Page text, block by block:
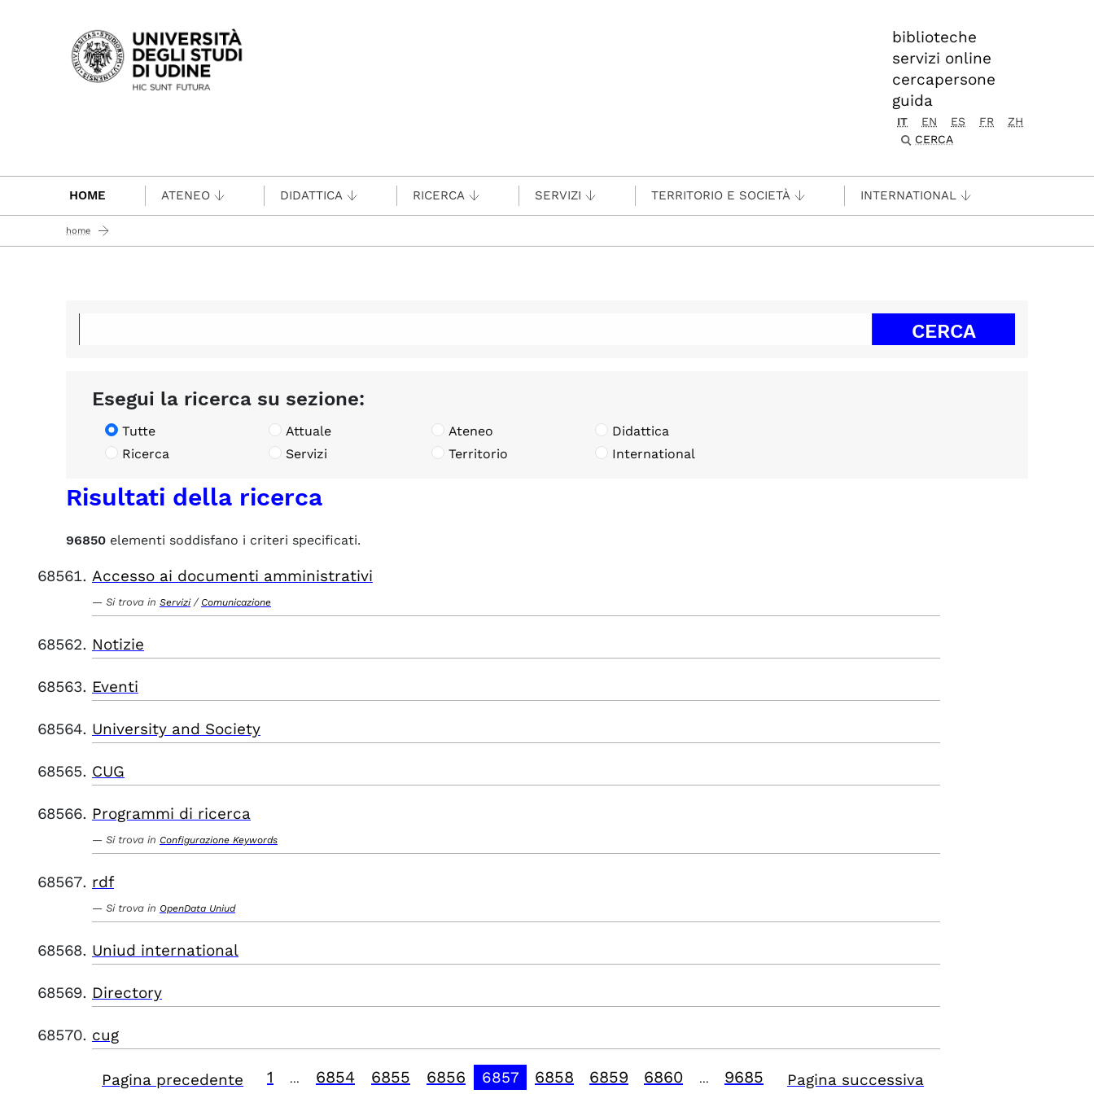
Passa al contenuto principale
biblioteche
servizi online
cercapersone
guida
IT EN ES FR
ZH
CERCA
HOME ATENEO DIDATTICA RICERCA SERVIZI TERRITORIO E SOCIETÀ INTERNATIONAL
home
Esegui la ricerca su sezione:
Tutte Attuale Ateneo
Didattica
Ricerca
Servizi Territorio International
Risultati della ricerca
96850 elementi soddisfano i criteri specificati.
Accesso ai documenti amministrativi
Si trova in Servizi / Comunicazione
Notizie
Eventi
University and Society
CUG
Programmi di ricerca
Si trova in Configurazione Keywords
rdf
Si trova in OpenData Uniud
Uniud international
Directory
cug
Pagina precedente 1 6854 6855 6856 6857 6858 6859 6860 9685 Pagina successiva